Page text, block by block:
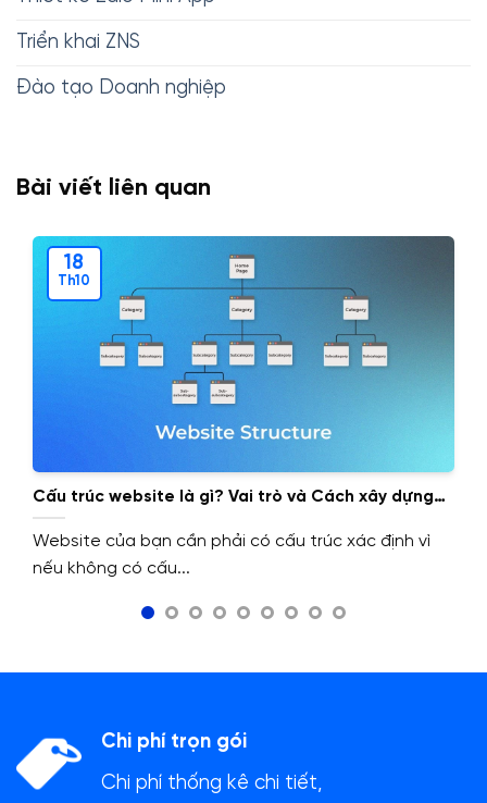
Triển khai ZNS
Đào tạo Doanh nghiệp
Bài viết liên quan
Cấu trúc website là gì? Vai trò và Cách xây dựng
cấu trúc website.
Website của bạn cần phải có cấu trúc xác định vì
nếu không có cấu...
18
Th10
Chi phí trọn gói
Chi phí thống kê chi tiết,